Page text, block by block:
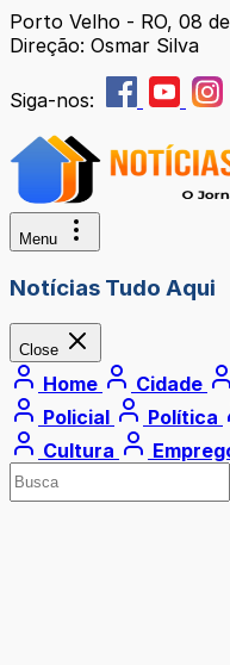
Porto Velho - RO, 08
Direção: Osmar Silva
Siga-nos:
Menu
Notícias Tudo Aqui
Close
Home Cidade
Policial
Política
Cultura